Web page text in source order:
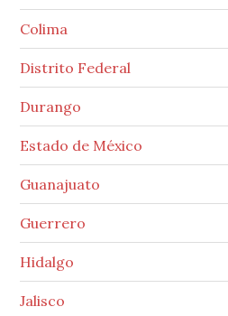
Colima
Distrito Federal
Durango
Estado de México
Guanajuato
Guerrero
Hidalgo
Jalisco